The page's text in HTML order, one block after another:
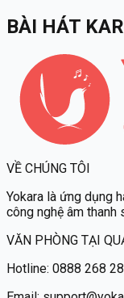
BÀI HÁT
VỀ CHÚNG TÔI
Yokara là ứng dụng
công nghệ âm thanh
VĂN PHÒNG TẠI
Hotline: 0888 268